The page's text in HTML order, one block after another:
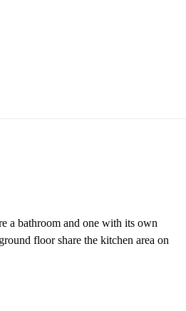
a bathroom and one with its own
floor share the kitchen area on